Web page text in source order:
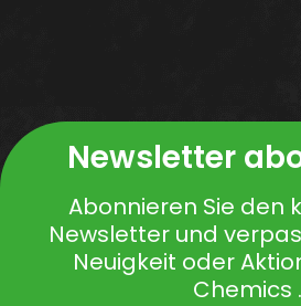
Newsletter
Abonnieren Sie den
Newsletter und
Neuigkeit oder
Chemics .